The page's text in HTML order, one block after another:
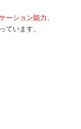
ーション能力
ています。